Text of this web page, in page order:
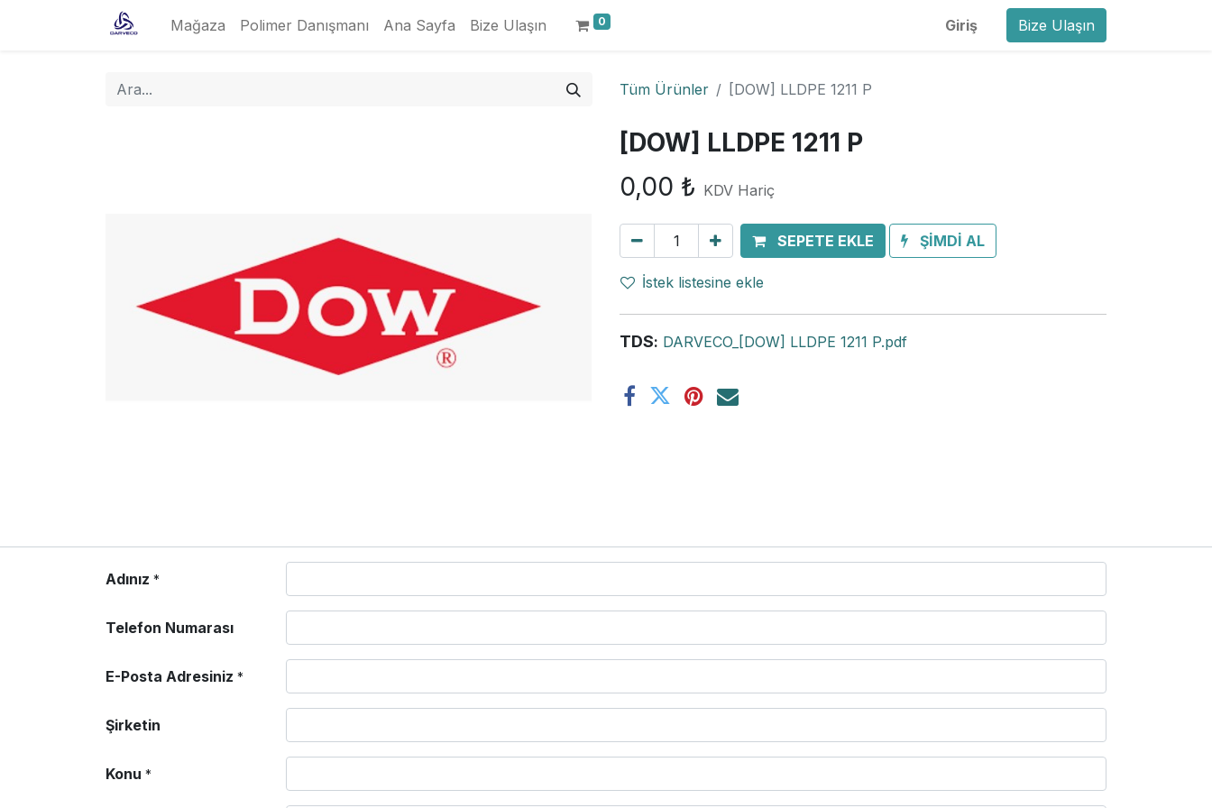
Mağaza Polimer Danışmanı Ana Sayfa Bize Ulaşın 0 Giriş Bize Ulaşın
Tüm Ürünler [DOW] LLDPE 1211 P
[DOW] LLDPE 1211 P
0,00 ₺ KDV Hariç
SEPETE EKLE ŞİMDİ AL
İstek listesine ekle
TDS: DARVECO_[DOW] LLDPE 1211 P.pdf
Adınız *
Telefon Numarası
E-Posta Adresiniz *
Şirketin
Konu *